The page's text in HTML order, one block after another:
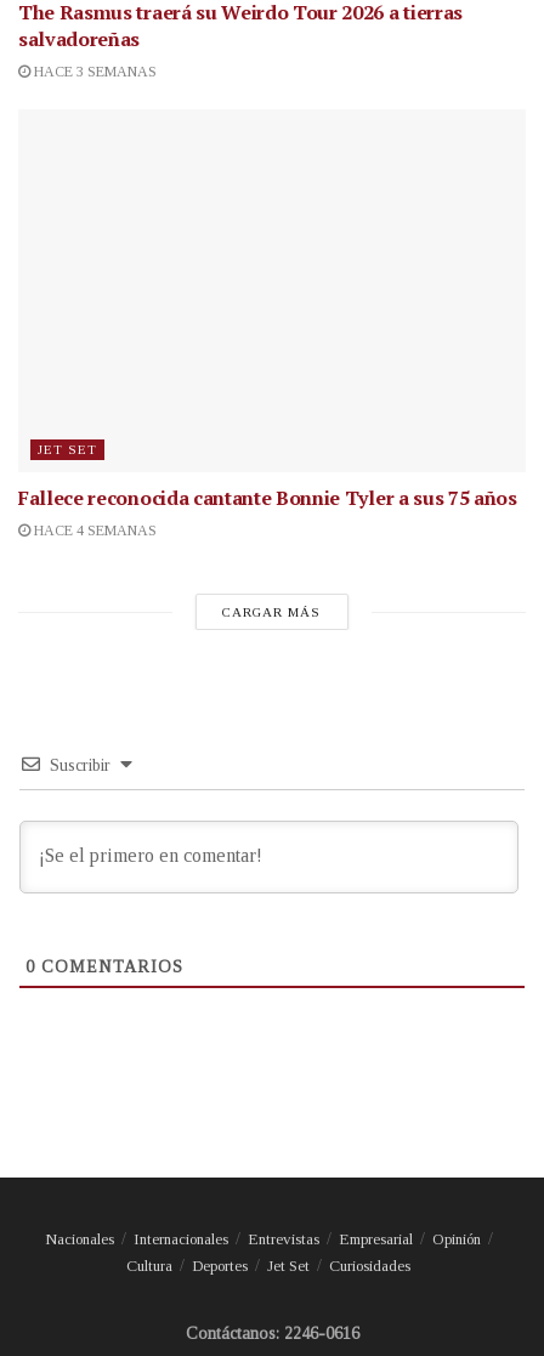
The Rasmus traerá su Weirdo Tour 2026 a tierras
salvadoreñas
HACE 3 SEMANAS
JET SET
Fallece reconocida cantanteBonnie Tyler a sus 75 años
HACE 4 SEMANAS
CARGAR MÁS
Suscribir
0 COMENTARIOS
Nacionales Internacionales Entrevistas Empresarial
Opinión
Cultura
Deportes Jet Set Curiosidades
Contáctanos: 2246-0616